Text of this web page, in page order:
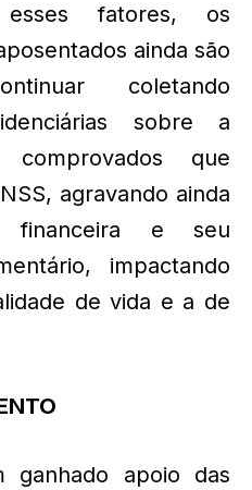
esses fatores, os
ainda são
coletando
sobre a
que
agravando ainda
financeira e seu
impactando
de vida e a de
ganhado apoio das